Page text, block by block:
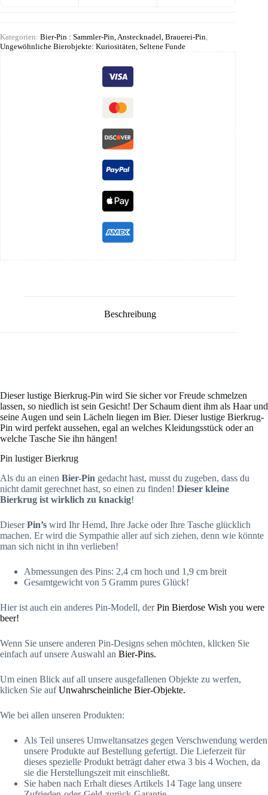
Kategorien: Bier-Pin : Sammler-Pin, Anstecknadel, Brauerei-Pin
Ungewöhnliche Bierobjekte: Kuriositäten, Seltene Funde
Beschreibung
Dieser lustige Bierkrug-Pin wird Sie sicher vor Freude schmelzen
lassen, so niedlich ist sein Gesicht! Der Schaum dient ihm als Haar und
seine Augen und sein Lächeln liegen im Bier. Dieser lustige Bierkrug-
Pin wird perfekt aussehen, egal an welches Kleidungsstück oder an
welche Tasche Sie ihn hängen!
Pin lustiger Bierkrug
Als du an einen Bier-Pin gedacht hast, musst du zugeben, dass du
nicht damit gerechnet hast, so einen zu finden! Dieser kleine
Bierkrug ist wirklich zu knackig!
DieserPin’s wird Ihr Hemd, Ihre Jacke oder Ihre Tasche glücklich
machen. Er wird die Sympathie aller auf sich ziehen, denn wie könnte
man sich nicht in ihn verlieben!
Abmessungen des Pins: 2,4 cm hoch und 1,9 cm breit
Gesamtgewicht von 5 Gramm pures Glück!
Hier ist auch ein anderes Pin-Modell, derPin Bierdose Wish you were
beer!
Wenn Sie unsere anderen Pin-Designs sehen möchten, klicken Sie
einfach auf unsere Auswahl an Bier-Pins.
Um einen Blick auf all unsere ausgefallenen Objekte zu werfen,
klicken Sie aufUnwahrscheinliche Bier-Objekte.
Wie bei allen unseren Produkten:
Als Teil unseres Umweltansatzes gegen Verschwendung werden
unsere Produkte auf Bestellung gefertigt. Die Lieferzeit für
dieses spezielle Produkt beträgt daher etwa 3 bis 4 Wochen, da
sie die Herstellungszeit mit einschließt.
Sie haben nach Erhalt dieses Artikels 14 Tage lang unsere